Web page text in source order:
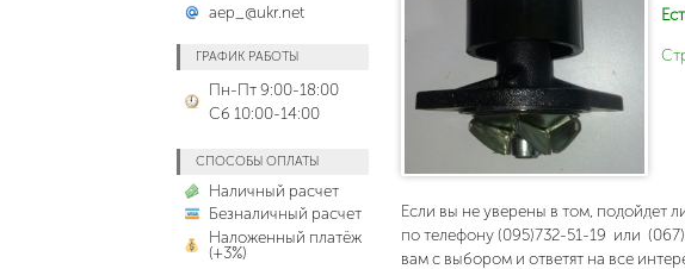
aep_@ukr.net
ГРАФИК РАБОТЫ
Пн-Пт 9:00-18:00
Сб 10:00-14:00
СПОСОБЫ ОПЛАТЫ
Наличный расчет
Безналичный расчет
Наложенный платёж
(+3%)
Если вы не уверены в том, подойдет
по телефону (095)732-51-19 или
вам с выбором и ответят на все